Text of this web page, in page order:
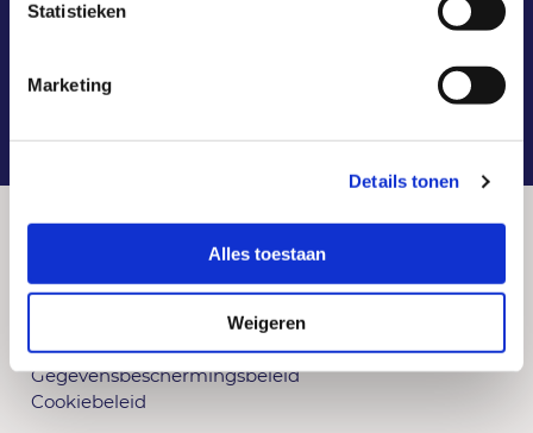
Statistieken
Marketing
Details tonen
Alles toestaan
Weigeren
Gebruiksvoorwaarden
Gegevensbeschermingsbeleid
Cookiebeleid